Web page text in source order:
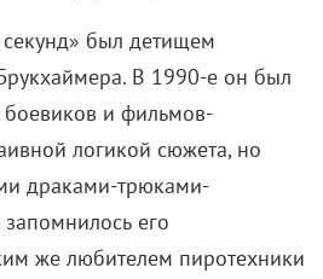
был детищем
В 1990-е он был
и фильмов-
логикой сюжета, но
драками-трюками-
его
же любителем пиротехники